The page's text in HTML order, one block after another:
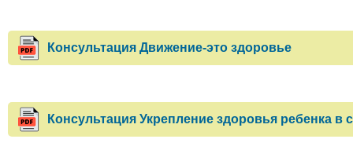
Консультация Движение-это здоровье
Консультация Укрепление здоровья ребенка в